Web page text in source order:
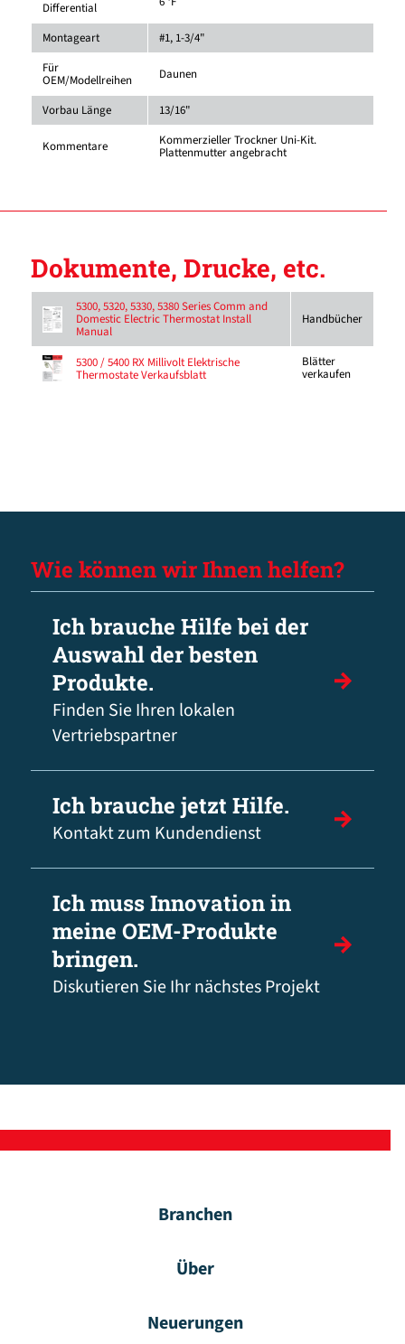
Differential
Montageart
#1, 1-3/4"
Für
OEM/Modellreihen Daunen
Vorbau Länge 13/16"
Kommentare Kommerzieller Trockner Uni-Kit.
Plattenmutter angebracht
Dokumente, Drucke, etc.
5300, 5320, 5330, 5380 Series Comm and
Domestic Electric Thermostat Install
Manual
Handbücher
5300 / 5400 RX Millivolt Elektrische
Thermostate Verkaufsblatt
Blätter
verkaufen
Wie können wir Ihnen helfen?
Ich brauche Hilfe bei der
Auswahl der besten
Produkte.
Finden Sie Ihren lokalen
Vertriebspartner
Ich brauche jetzt Hilfe.
Kontakt zum Kundendienst
Ich muss Innovation in
meine OEM-Produkte
bringen.
Diskutieren Sie Ihr nächstes Projekt
Branchen
Über
Neuerungen